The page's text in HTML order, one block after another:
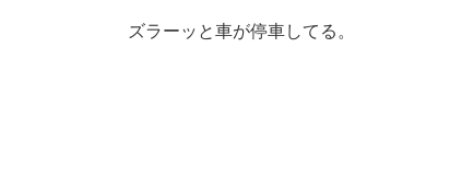
ズラーッと車が停車してる。